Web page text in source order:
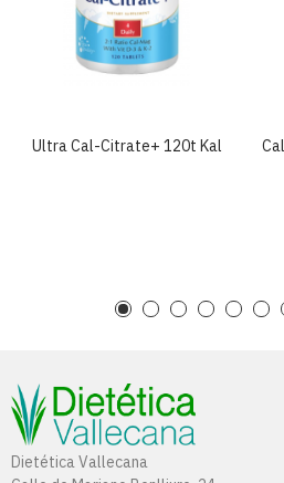
Ultra Cal-Citrate+ 120t Kal
Dietética Vallecana